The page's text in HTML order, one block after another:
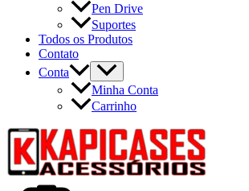
Pen Drive
Suportes
Todos os Produtos
Contato
Conta
Minha Conta
Carrinho